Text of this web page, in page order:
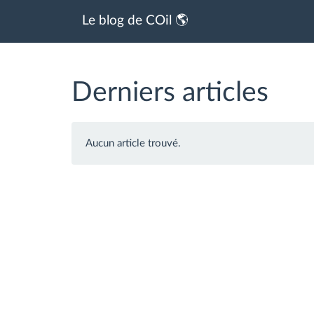
Le blog de COil 🌎
Derniers articles
Aucun article trouvé.